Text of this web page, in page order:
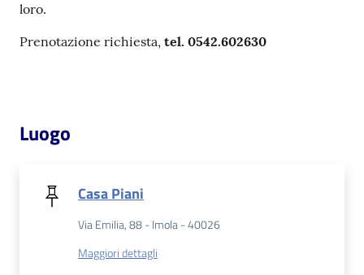
Piani
loro.
Prenotazione richiesta, tel. 0542.602630
Luogo
Casa Piani
Via Emilia, 88 - Imola - 40026
Maggiori dettagli